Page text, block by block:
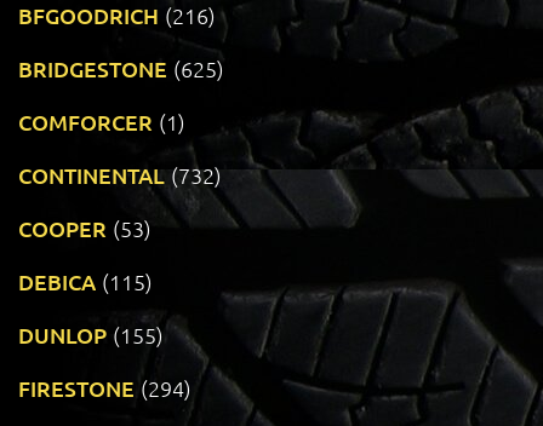
BFGOODRICH (216)
BRIDGESTONE (625)
COMFORCER (1)
CONTINENTAL (732)
COOPER (53)
DEBICA (115)
DUNLOP (155)
FIRESTONE (294)